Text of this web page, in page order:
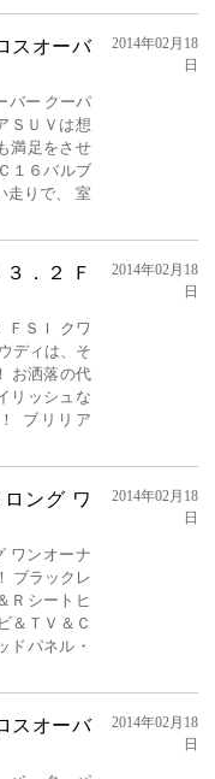
スオーバ
バー クーパ
ＳＵＶは想
満足をさせ
１６バルブ
走りで、 室
2014年02月18
日
．２ Ｆ
ＦＳＩ クワ
ディは、そ
お洒落の代
リッシュな
ブリリア
2014年02月18
日
ング ワ
ワンオーナ
ブラックレ
Ｒシートヒ
＆ＴＶ＆Ｃ
ドパネル・
2014年02月18
日
スオーバ
2014年02月18
日